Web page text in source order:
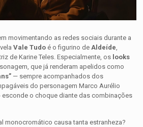
movimentando as redes sociais durante a
Vale Tudo é o figurino deAldeíde,
de Karine Teles. Especialmente, os looks
que já renderam apelidos como
— sempre acompanhados dos
do personagem Marco Aurélio
esconde o choque diante das combinações
monocromático causa tanta estranheza?